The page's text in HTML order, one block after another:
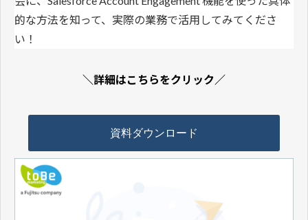
的な方法を知って、実際の業務で活用してみてくださ
い！
＼詳細はこちらをクリック／
資料ダウンロード